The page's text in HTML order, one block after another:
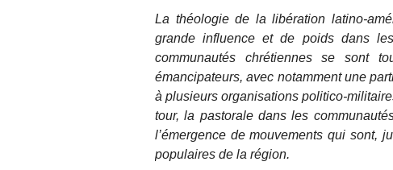
La théologie de la libération latino-
grande influence et de poids dans
communautés chrétiennes se sont
émancipateurs, avec notamment une
à plusieurs organisations politico-
tour, la pastorale dans les
l’émergence de mouvements qui sont,
populaires de la région.